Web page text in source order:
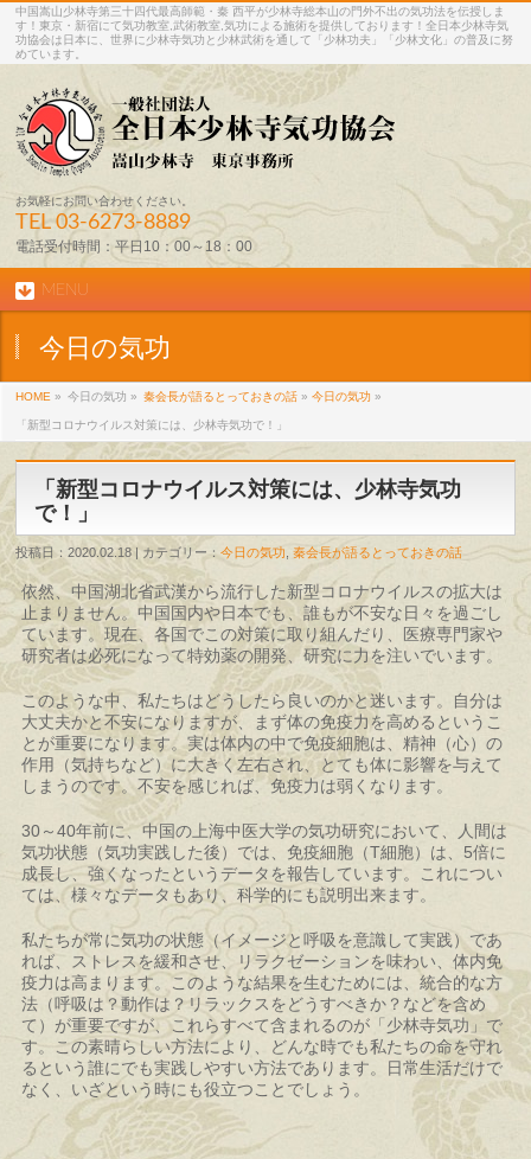
中国嵩山少林寺第三十四代最高師範・秦 西平が少林寺総本山の門外不出の気功法を伝授しま
す！東京・新宿にて気功教室,武術教室,気功による施術を提供しております！全日本少林寺気
功協会は日本に、世界に少林寺気功と少林武術を通して「少林功夫」「少林文化」の普及に努
めています。
お気軽にお問い合わせください。
TEL03-6273-8889
電話受付時間：平日10：00～18：00
MENU
今日の気功
HOME » 今日の気功 » 秦会長が語るとっておきの話 »今日の気功 »
「新型コロナウイルス対策には、少林寺気功で！」
「新型コロナウイルス対策には、少林寺気功
で！」
投稿日：2020.02.18 | カテゴリー：今日の気功 ,秦会長が語るとっておきの話
依然、中国湖北省武漢から流行した新型コロナウイルスの拡大は
止まりません。中国国内や日本でも、誰もが不安な日々を過ごし
ています。現在、各国でこの対策に取り組んだり、医療専門家や
研究者は必死になって特効薬の開発、研究に力を注いでいます。
このような中、私たちはどうしたら良いのかと迷います。自分は
大丈夫かと不安になりますが、まず体の免疫力を高めるというこ
とが重要になります。実は体内の中で免疫細胞は、精神（心）の
作用（気持ちなど）に大きく左右され、とても体に影響を与えて
しまうのです。不安を感じれば、免疫力は弱くなります。
30～40年前に、中国の上海中医大学の気功研究において、人間は
気功状態（気功実践した後）では、免疫細胞（T細胞）は、5倍に
成長し、強くなったというデータを報告しています。これについ
ては、様々なデータもあり、科学的にも説明出来ます。
私たちが常に気功の状態（イメージと呼吸を意識して実践）であ
れば、ストレスを緩和させ、リラクゼーションを味わい、体内免
疫力は高まります。このような結果を生むためには、統合的な方
法（呼吸は？動作は？リラックスをどうすべきか？などを含め
て）が重要ですが、これらすべて含まれるのが「少林寺気功」で
す。この素晴らしい方法により、どんな時でも私たちの命を守れ
るという誰にでも実践しやすい方法であります。日常生活だけで
なく、いざという時にも役立つことでしょう。